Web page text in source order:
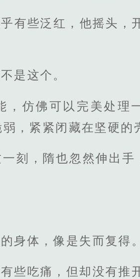
有些泛红，他摇头，
是这个。
，仿佛可以完美处理
，紧紧闭藏在坚硬的
刻，隋也忽然伸出
身体，像是失而复得。
些吃痛，但却没有推